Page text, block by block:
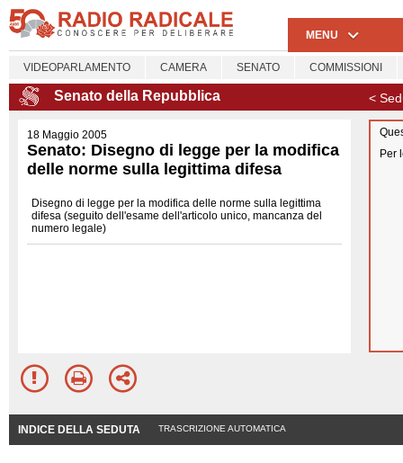
MENU
VIDEOPARLAMENTO CAMERA SENATO COMMISSIONI
Senato della Repubblica <
18 Maggio 2005
Senato: Disegno di legge per la modifica
delle norme sulla legittima difesa
Disegno di legge per la modifica delle norme sulla legittima
difesa (seguito dell'esame dell'articolo unico, mancanza del
numero legale)
Per
INDICE DELLA SEDUTA TRASCRIZIONE AUTOMATICA